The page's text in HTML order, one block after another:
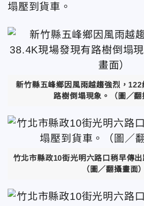
塌壓到貨車。
新竹縣五峰鄉因風雨越趨強烈，
路樹倒塌現象。（圖／翻
竹北市縣政10街光明六路口稍早傳
（圖／翻攝畫面）